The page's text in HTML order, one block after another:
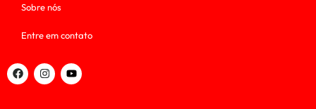
Sobre nós
Entre em contato